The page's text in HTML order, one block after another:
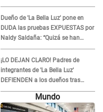
Dueño de 'La Bella Luz' pone en
DUDA las pruebas EXPUESTAS por
Naldy Saldaña: “Quizá se han
editado...”
¡LO DEJAN CLARO! Padres de
integrantes de 'La Bella Luz'
DEFIENDEN a los dueños tras
denuncia: “Nunca vimos nada...”
Mundo